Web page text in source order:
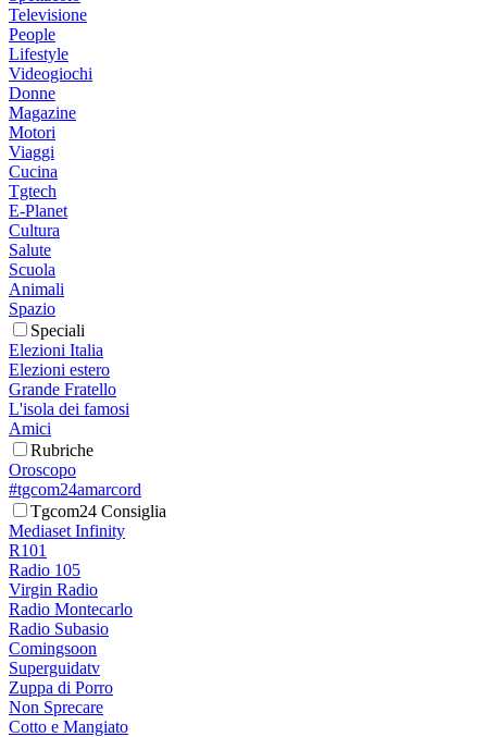
Televisione
People
Lifestyle
Videogiochi
Donne
Magazine
Motori
Viaggi
Cucina
Tgtech
E-Planet
Cultura
Salute
Scuola
Animali
Spazio
Speciali
Elezioni Italia
Elezioni estero
Grande Fratello
L'isola dei famosi
Amici
Rubriche
Oroscopo
#tgcom24amarcord
Tgcom24 Consiglia
Mediaset Infinity
R101
Radio 105
Virgin Radio
Radio Montecarlo
Radio Subasio
Comingsoon
Superguidatv
Zuppa di Porro
Non Sprecare
Cotto e Mangiato